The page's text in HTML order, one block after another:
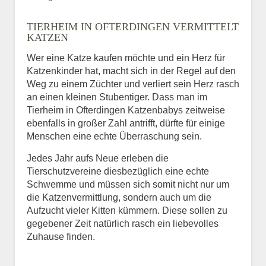
BILD HOCHLADEN
Vermisst seit
Ort des Verschwindens
TIERHEIM IN OFTERDINGEN VERMITTELT
KATZEN
Wer eine Katze kaufen möchte und ein Herz für
Katzenkinder hat, macht sich in der Regel auf den
Weg zu einem Züchter und verliert sein Herz rasch
an einen kleinen Stubentiger. Dass man im
Tierheim in Ofterdingen Katzenbabys zeitweise
ebenfalls in großer Zahl antrifft, dürfte für einige
Menschen eine echte Überraschung sein.
Jedes Jahr aufs Neue erleben die
Tierschutzvereine diesbezüglich eine echte
Schwemme und müssen sich somit nicht nur um
die Katzenvermittlung, sondern auch um die
Aufzucht vieler Kitten kümmern. Diese sollen zu
gegebener Zeit natürlich rasch ein liebevolles
Zuhause finden.